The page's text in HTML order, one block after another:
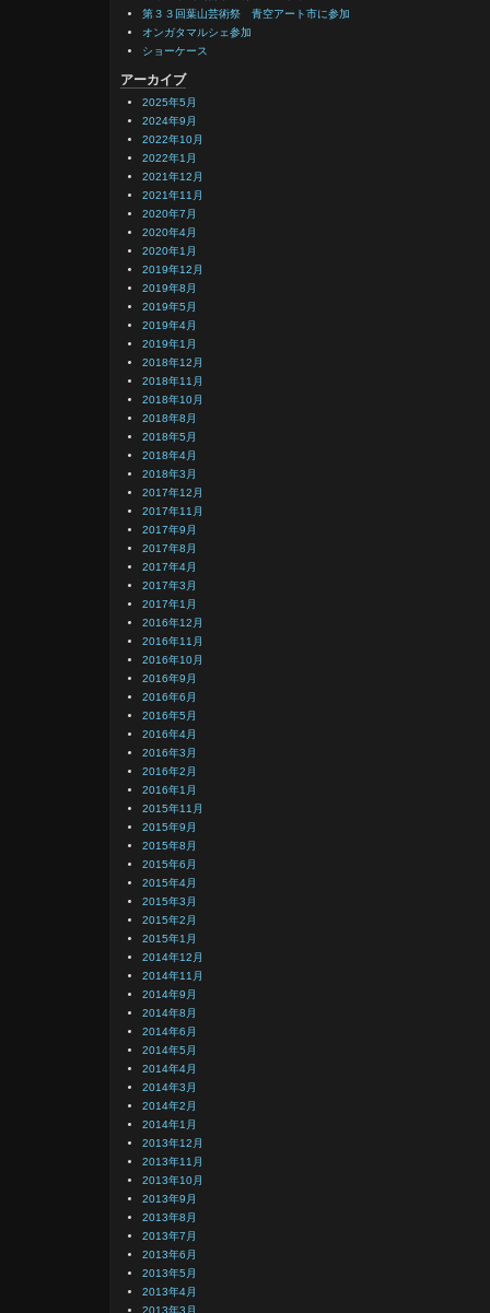
第３３回葉山芸術祭 青空アート市に参加
オンガタマルシェ参加
ショーケース
アーカイブ
2025年5月
2024年9月
2022年10月
2022年1月
2021年12月
2021年11月
2020年7月
2020年4月
2020年1月
2019年12月
2019年8月
2019年5月
2019年4月
2019年1月
2018年12月
2018年11月
2018年10月
2018年8月
2018年5月
2018年4月
2018年3月
2017年12月
2017年11月
2017年9月
2017年8月
2017年4月
2017年3月
2017年1月
2016年12月
2016年11月
2016年10月
2016年9月
2016年6月
2016年5月
2016年4月
2016年3月
2016年2月
2016年1月
2015年11月
2015年9月
2015年8月
2015年6月
2015年4月
2015年3月
2015年2月
2015年1月
2014年12月
2014年11月
2014年9月
2014年8月
2014年6月
2014年5月
2014年4月
2014年3月
2014年2月
2014年1月
2013年12月
2013年11月
2013年10月
2013年9月
2013年8月
2013年7月
2013年6月
2013年5月
2013年4月
2013年3月